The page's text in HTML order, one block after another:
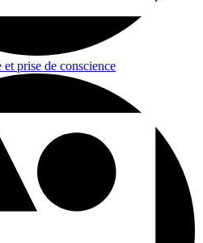
prise de conscience